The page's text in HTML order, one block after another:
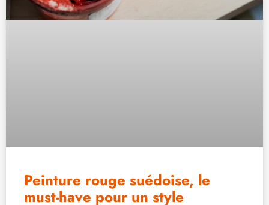
Peinture rouge suédoise, le
must-have pour un style